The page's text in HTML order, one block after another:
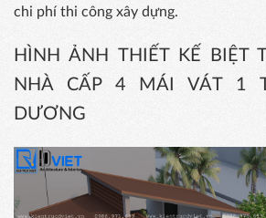
chi phí thi công xây dựng.
HÌNH ẢNH THIẾT KẾ BIỆT
NHÀ CẤP 4 MÁI VÁT 1
DƯƠNG